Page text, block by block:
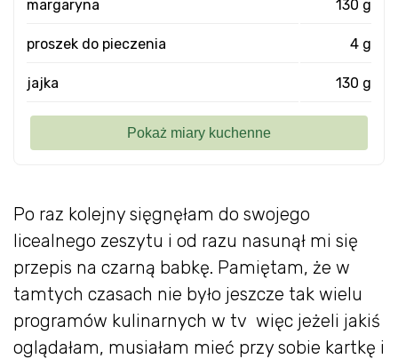
Po raz kolejny sięgnęłam do swojego
licealnego zeszytu i od razu nasunął mi się
przepis na czarną babkę. Pamiętam, że w
tamtych czasach nie było jeszcze tak wielu
programów kulinarnych w tv więc jeżeli jakiś
oglądałam, musiałam mieć przy sobie kartkę i
margaryna 130 g
proszek do pieczenia 4 g
jajka 130 g